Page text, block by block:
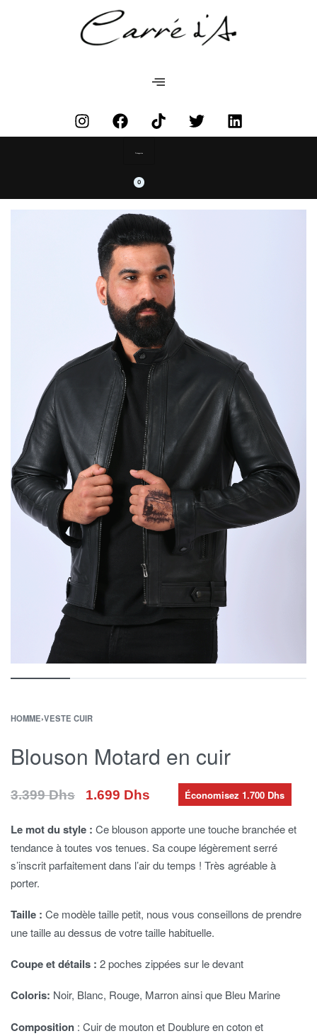
Categories
0
HOMME›VESTE CUIR
Blouson Motard en cuir
3.399Dhs 1.699 Dhs Économisez 1.700 Dhs
Le mot du style : Ce blouson apporte une touche branchée et
tendance à toutes vos tenues. Sa coupe légèrement serré
s’inscrit parfaitement dans l’air du temps ! Très agréable à
porter.
Taille : Ce modèle taille petit, nous vous conseillons de prendre
une taille au dessus de votre taille habituelle.
Coupe et détails : 2 poches zippées sur le devant
Coloris: Noir, Blanc, Rouge, Marron ainsi que Bleu Marine
Composition : Cuir de mouton et Doublure en coton et